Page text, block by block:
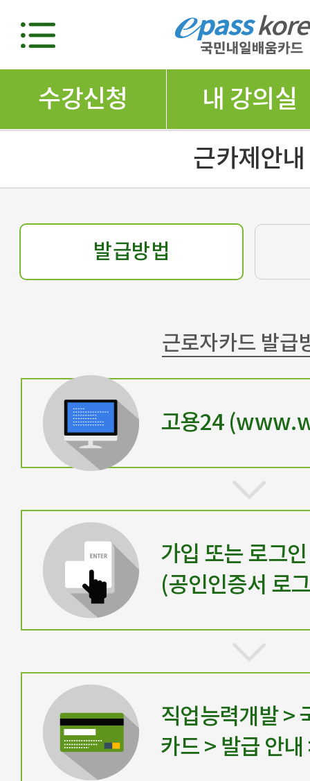
수강신청
내 강의실
근카제안내
발급방법
근로자카드 발급
고용24
가입 또는 로그인
(공인인증서 로
직업능력개발 >
카드 > 발급 안